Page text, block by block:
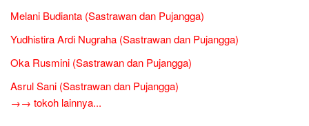
Melani Budianta (Sastrawan dan Pujangga)
Yudhistira Ardi Nugraha (Sastrawan dan Pujangga)
Oka Rusmini (Sastrawan dan Pujangga)
Asrul Sani (Sastrawan dan Pujangga)
→→ tokoh lainnya...